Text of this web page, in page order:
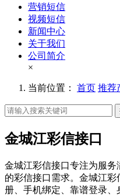
营销短信
视频短信
新闻中心
关于我们
公司简介
×
当前位置： 首页 推荐
金城江彩信接口
金城江彩信接口专注为服
的彩信接口需求。金城江
册、手机绑定、靠谱登录